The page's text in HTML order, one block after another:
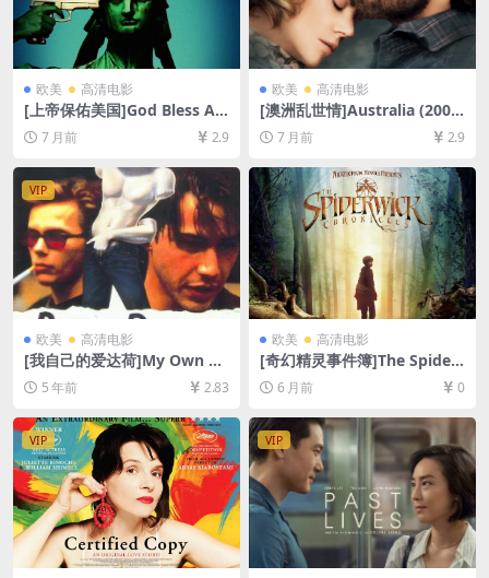
欧美 高清电影
[上帝保佑美国]God Bless A
merica (2011)[百度网盘+夸
克网盘1080P超清未删减资源]
[网盘在线播放/下载][MP4/8.
5GB][中英字幕]
7 月前 2.9
欧美 高清电影
[澳洲乱世情]Australia (2008)
[百度网盘+夸克网盘1080P超
清未删减资源][网盘在线播放/
下载][MP4/12GB][中英字幕]
7 月前 2.9
VIP
欧美 高清电影
[我自己的爱达荷]My Own Pri
vate Idaho (1991)[百度网盘
+迅雷云盘资源1080P超清未
5 年前 2.83
欧美 高清电影
[奇幻精灵事件簿]The Spider
wick Chronicles (2008)[百度
网盘+夸克网盘1080P超清未
载][MP4/5.8GB][中英字幕]
6 月前 0
VIP VIP